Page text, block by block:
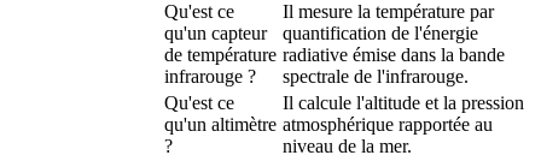
Qu'est ce
qu'un capteur
de température
infrarouge ?
Il mesure la température par
quantification de l'énergie
radiative émise dans la bande
spectrale de l'infrarouge.
Qu'est ce
qu'un altimètre
?
Il calcule l'altitude et la pression
atmosphérique rapportée au
niveau de la mer.